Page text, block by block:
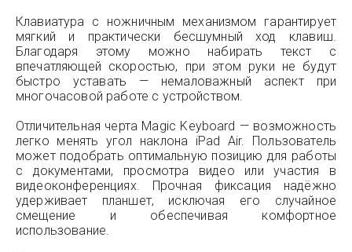
Клавиатура с ножничным механизмом гарантирует
мягкий и практически бесшумный ход клавиш.
Благодаря этому можно набирать текст с
впечатляющей скоростью, при этом руки не будут
быстро уставать — немаловажный аспект при
многочасовой работе с устройством.
Отличительная черта Magic Keyboard — возможность
легко менять угол наклона iPad Air. Пользователь
может подобрать оптимальную позицию для работы
с документами, просмотра видео или участия в
видеоконференциях. Прочная фиксация надёжно
удерживает планшет, исключая его случайное
смещение и обеспечивая комфортное
использование.